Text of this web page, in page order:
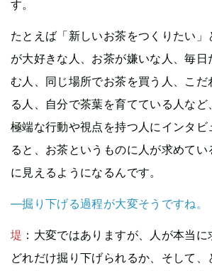
す。
たとえば「新しいお茶をつくりたい
が大好きな人、お茶が嫌いな人、毎日
む人、同じ場所でお茶を買う人、こだ
る人、自分で茶葉を育てている人な
極端な行動や視点を持つ人にインタビ
ると、お茶というものに人が求めてい
に見えるようになるんです。
—掘り下げる過程が大変そうですね。
堤 ：大変ではありますが、人が本当
どれだけ掘り下げられるか、そして、